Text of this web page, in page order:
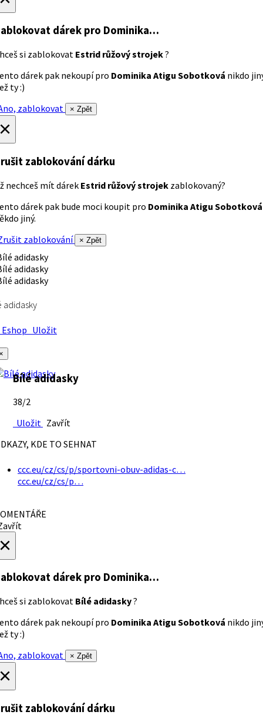
dárek pro Dominika…
si zablokovat Estrid růžový strojek?
dárek pak nekoupí pro Dominika Atigu Sobotková nikdo
ty :)
zablokovat
× Zpět
zablokování dárku
nechceš mít dárek Estrid růžový strojek zablokovaný?
dárek pak bude moci koupit pro Dominika Atigu Sobotková
jiný.
zablokování
× Zpět
adidasky
Uložit
Bílé adidasky
38/2
Uložit Zavřít
KDE TO SEHNAT
ccc.eu/cz/cs/p/sportovni-obuv-adidas-c…
ccc.eu/cz/cs/p…
dárek pro Dominika…
si zablokovat Bílé adidasky?
dárek pak nekoupí pro Dominika Atigu Sobotková nikdo
ty :)
zablokovat
× Zpět
zablokování dárku